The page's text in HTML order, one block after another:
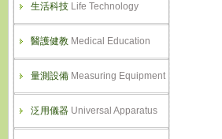
生活科技 Life Technology
醫護健教 Medical Education
量測設備 Measuring Equipment
泛用儀器 Universal Apparatus